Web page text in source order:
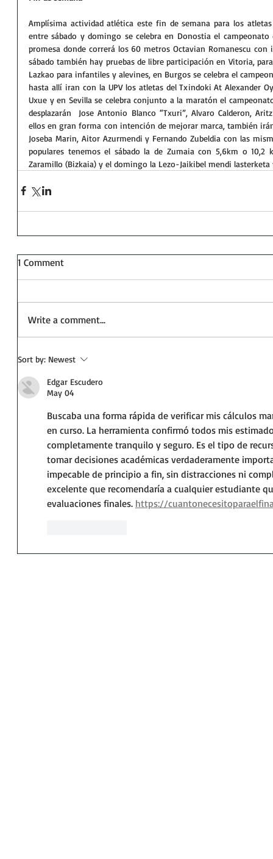
Amplísima actividad atlética este fin de semana para los
entre sábado y domingo se celebra en Donostia el
promesa donde correrá los 60 metros Octavian Romanescu
sábado también hay pruebas de libre participación en Vitoria,
Lazkao para infantiles y alevines, en Burgos se celebra el
hasta allí iran con la UPV los atletas del Txindoki At Alexander
Uxue y en Sevilla se celebra conjunto a la maratón el
desplazarán  Jose Antonio Blanco “Txuri”, Alvaro Calderon,
ellos en gran forma con intención de mejorar marca, también
Joseba Marin, Aitor Azurmendi y Fernando Zubeldia con las
populares tenemos el sábado la de Zumaia con 5,6km o
Zaramillo (Bizkaia) y el domingo la Lezo-Jaikibel mendi
1 Comment
Write a comment...
Sort by: Newest
Edgar Escudero
May 04
Buscaba una forma rápida de verificar mis cálculos
en curso. La herramienta confirmó todos mis
completamente tranquilo y seguro. Es el tipo de
tomar decisiones académicas verdaderamente
impecable de principio a fin, sin distracciones ni
excelente que recomendaría a cualquier estudiante
evaluaciones finales. https://